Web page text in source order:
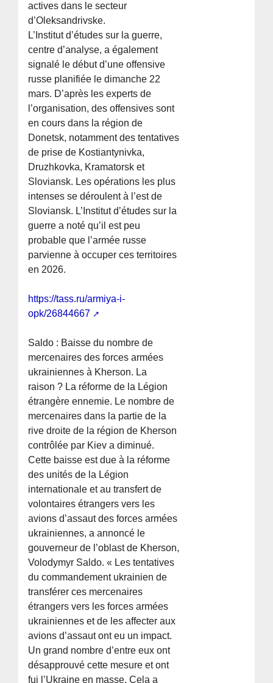
actives dans le secteur
d’Oleksandrivske.
L’Institut d’études sur la guerre,
centre d’analyse, a également
signalé le début d’une offensive
russe planifiée le dimanche 22
mars. D’après les experts de
l’organisation, des offensives sont
en cours dans la région de
Donetsk, notamment des tentatives
de prise de Kostiantynivka,
Druzhkovka, Kramatorsk et
Sloviansk. Les opérations les plus
intenses se déroulent à l’est de
Sloviansk. L’Institut d’études sur la
guerre a noté qu’il est peu
probable que l’armée russe
parvienne à occuper ces territoires
en 2026.
https://tass.ru/armiya-i-
opk/26844667
Saldo : Baisse du nombre de
mercenaires des forces armées
ukrainiennes à Kherson. La
raison ? La réforme de la Légion
étrangère ennemie. Le nombre de
mercenaires dans la partie de la
rive droite de la région de Kherson
contrôlée par Kiev a diminué.
Cette baisse est due à la réforme
des unités de la Légion
internationale et au transfert de
volontaires étrangers vers les
avions d’assaut des forces armées
ukrainiennes, a annoncé le
gouverneur de l’oblast de Kherson,
Volodymyr Saldo. « Les tentatives
du commandement ukrainien de
transférer ces mercenaires
étrangers vers les forces armées
ukrainiennes et de les affecter aux
avions d’assaut ont eu un impact.
Un grand nombre d’entre eux ont
désapprouvé cette mesure et ont
fui l’Ukraine en masse. Cela a